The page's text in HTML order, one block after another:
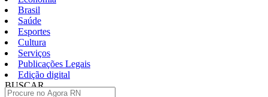
Brasil
Saúde
Esportes
Cultura
Serviços
Publicações Legais
Edição digital
BUSCAR